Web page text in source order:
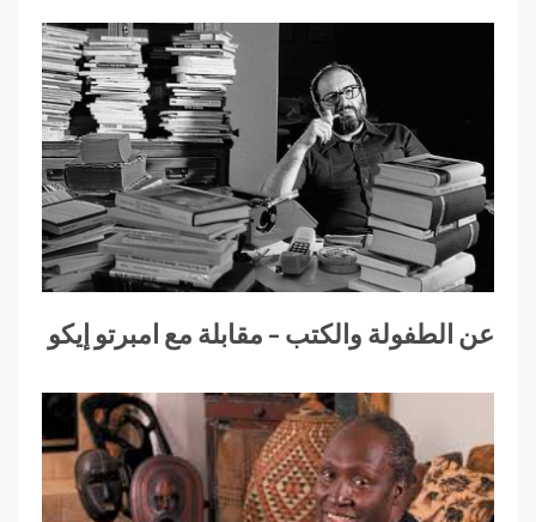
عن الطفولة والكتب – مقابلة مع امبرتو إيكو